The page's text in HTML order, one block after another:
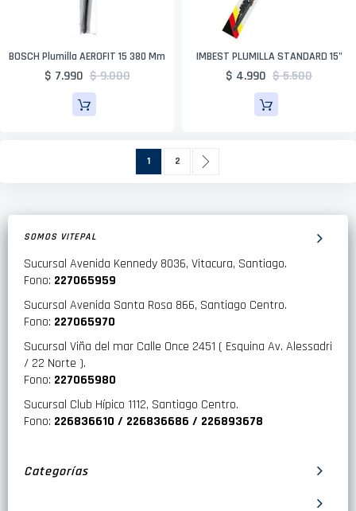
BOSCH Plumilla AEROFIT 15 380 Mm
$ 7.990 $ 9.000
IMBEST PLUMILLA STANDARD 15"
$ 4.990 $ 5.500
Actualmente estás leyendo página
1 Página
2
SOMOS VITEPAL
Sucursal Avenida Kennedy 8036, Vitacura, Santiago.
Fono: 227065959
Sucursal Avenida Santa Rosa 866, Santiago Centro.
Fono: 227065970
Sucursal Viña del mar Calle Once 2451 ( Esquina Av. Alessadri
/ 22 Norte ).
Fono: 227065980
Sucursal Club Hípico 1112, Santiago Centro.
Fono: 226836610 / 226836686 / 226893678
Categorías